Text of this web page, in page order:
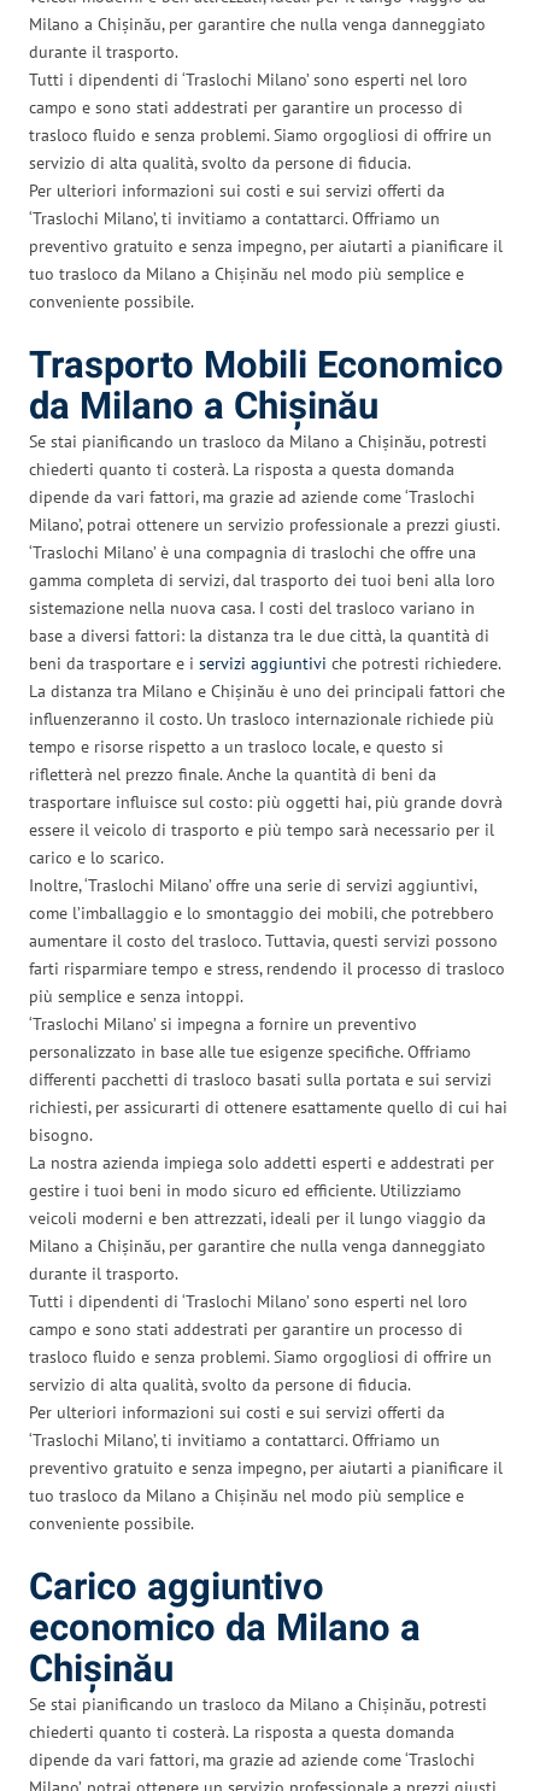
Milano a Chișinău, per garantire che nulla venga danneggiato
durante il trasporto.
Tutti i dipendenti di ‘Traslochi Milano’ sono esperti nel loro
campo e sono stati addestrati per garantire un processo di
trasloco fluido e senza problemi. Siamo orgogliosi di offrire un
servizio di alta qualità, svolto da persone di fiducia.
Per ulteriori informazioni sui costi e sui servizi offerti da
‘Traslochi Milano’, ti invitiamo a contattarci. Offriamo un
preventivo gratuito e senza impegno, per aiutarti a pianificare il
tuo trasloco da Milano a Chișinău nel modo più semplice e
conveniente possibile.
Trasporto Mobili Economico
da Milano a Chișinău
Se stai pianificando un trasloco da Milano a Chișinău, potresti
chiederti quanto ti costerà. La risposta a questa domanda
dipende da vari fattori, ma grazie ad aziende come ‘Traslochi
Milano’, potrai ottenere un servizio professionale a prezzi giusti.
‘Traslochi Milano’ è una compagnia di traslochi che offre una
gamma completa di servizi, dal trasporto dei tuoi beni alla loro
sistemazione nella nuova casa. I costi del trasloco variano in
base a diversi fattori: la distanza tra le due città, la quantità di
beni da trasportare e i servizi aggiuntivi che potresti richiedere.
La distanza tra Milano e Chișinău è uno dei principali fattori che
influenzeranno il costo. Un trasloco internazionale richiede più
tempo e risorse rispetto a un trasloco locale, e questo si
rifletterà nel prezzo finale. Anche la quantità di beni da
trasportare influisce sul costo: più oggetti hai, più grande dovrà
essere il veicolo di trasporto e più tempo sarà necessario per il
carico e lo scarico.
Inoltre, ‘Traslochi Milano’ offre una serie di servizi aggiuntivi,
come l’imballaggio e lo smontaggio dei mobili, che potrebbero
aumentare il costo del trasloco. Tuttavia, questi servizi possono
farti risparmiare tempo e stress, rendendo il processo di trasloco
più semplice e senza intoppi.
‘Traslochi Milano’ si impegna a fornire un preventivo
personalizzato in base alle tue esigenze specifiche. Offriamo
differenti pacchetti di trasloco basati sulla portata e sui servizi
richiesti, per assicurarti di ottenere esattamente quello di cui hai
bisogno.
La nostra azienda impiega solo addetti esperti e addestrati per
gestire i tuoi beni in modo sicuro ed efficiente. Utilizziamo
veicoli moderni e ben attrezzati, ideali per il lungo viaggio da
Milano a Chișinău, per garantire che nulla venga danneggiato
durante il trasporto.
Tutti i dipendenti di ‘Traslochi Milano’ sono esperti nel loro
campo e sono stati addestrati per garantire un processo di
trasloco fluido e senza problemi. Siamo orgogliosi di offrire un
servizio di alta qualità, svolto da persone di fiducia.
Per ulteriori informazioni sui costi e sui servizi offerti da
‘Traslochi Milano’, ti invitiamo a contattarci. Offriamo un
preventivo gratuito e senza impegno, per aiutarti a pianificare il
tuo trasloco da Milano a Chișinău nel modo più semplice e
conveniente possibile.
Carico aggiuntivo
economico da Milano a
Chișinău
Se stai pianificando un trasloco da Milano a Chișinău, potresti
chiederti quanto ti costerà. La risposta a questa domanda
dipende da vari fattori, ma grazie ad aziende come ‘Traslochi